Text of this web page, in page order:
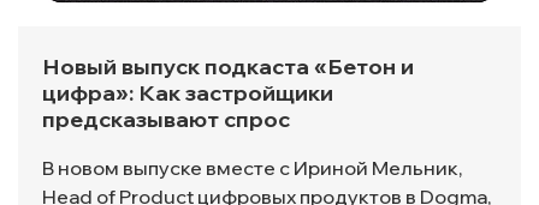
Новый выпуск подкаста «Бетон и
цифра»: Как застройщики
предсказывают спрос
В новом выпуске вместе с Ириной Мельник,
Head of Product цифровых продуктов в Dogma,